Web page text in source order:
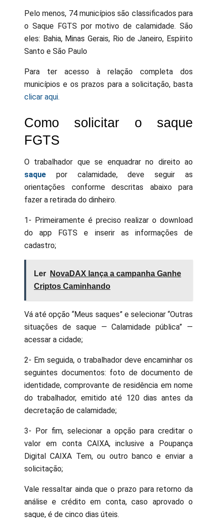
Pelo menos, 74 municípios são classificados para
o Saque FGTS por motivo de calamidade. São
eles: Bahia, Minas Gerais, Rio de Janeiro, Espírito
Santo e São Paulo
Para ter acesso à relação completa dos
municípios e os prazos para a solicitação, basta
clicar aqui.
Como solicitar o saque
FGTS
O trabalhador que se enquadrar no direito ao
saque
por calamidade, deve seguir as
orientações conforme descritas abaixo para
fazer a retirada do dinheiro.
1- Primeiramente é preciso realizar o download
do app FGTS e inserir as informações de
cadastro;
Ler
NovaDAX lança a campanha Ganhe
Criptos Caminhando
Vá até opção “Meus saques” e selecionar “Outras
situações de saque — Calamidade pública” —
acessar a cidade;
2- Em seguida, o trabalhador deve encaminhar os
seguintes documentos: foto de documento de
identidade, comprovante de residência em nome
do trabalhador, emitido até 120 dias antes da
decretação de calamidade;
3- Por fim, selecionar a opção para creditar o
valor em conta CAIXA, inclusive a Poupança
Digital CAIXA Tem, ou outro banco e enviar a
solicitação;
Vale ressaltar ainda que o prazo para retorno da
análise e crédito em conta, caso aprovado o
saque, é de cinco dias úteis.